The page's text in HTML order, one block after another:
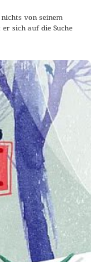
von seinem
sich auf die Suche